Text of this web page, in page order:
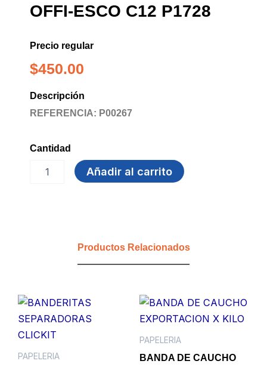
OFFI-ESCO C12 P1728
Precio regular
$450.00
Descripción
REFERENCIA: P00267
Cantidad
Añadir al carrito
Productos Relacionados
PAPELERIA
PAPELERIA
BANDA DE CAUCHO